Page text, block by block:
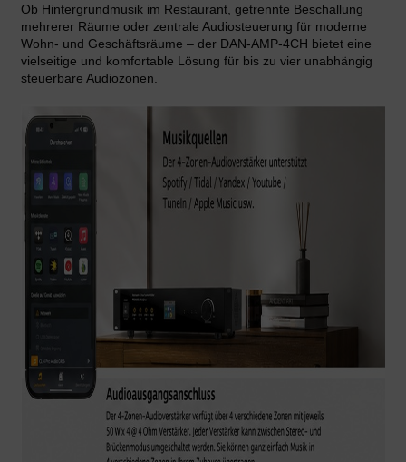
Ob Hintergrundmusik im Restaurant, getrennte Beschallung
mehrerer Räume oder zentrale Audiosteuerung für moderne
Wohn- und Geschäftsräume – der DAN-AMP-4CH bietet eine
vielseitige und komfortable Lösung für bis zu vier unabhängig
steuerbare Audiozonen.